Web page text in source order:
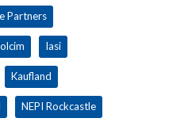
Partners
Iasi
Kaufland
NEPI Rockcastle